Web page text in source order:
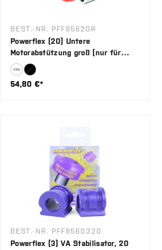
BEST.-NR. PFF85620R
Powerflex (20) Untere
Motorabstützung groß (nur für
Diesel)
54,80 €*
BEST.-NR. PFF8560320
Powerflex (3) VA Stabilisator, 20